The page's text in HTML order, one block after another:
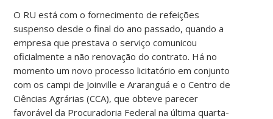
O RU está com o fornecimento de refeições
suspenso desde o final do ano passado, quando a
empresa que prestava o serviço comunicou
oficialmente a não renovação do contrato. Há no
momento um novo processo licitatório em conjunto
com os campi de Joinville e Araranguá e o Centro de
Ciências Agrárias (CCA), que obteve parecer
favorável da Procuradoria Federal na última quarta-